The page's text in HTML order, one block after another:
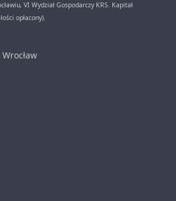
VI Wydział Gospodarczy KRS. Kapitał
opłacony).